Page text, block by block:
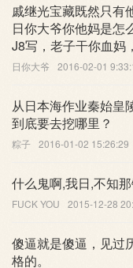
戚继光宝藏既然只有
日你大爷你他妈是怎
J8写，老子干你血妈
日你大爷 2016-02-01
从日本海作业秦始皇
到底要去挖哪里？
粽子 2016-01-02 15:26:29
什么鬼啊,我日,不知那
FUCK YOU 2015-12-28
傻逼就是傻逼，见过
格的。